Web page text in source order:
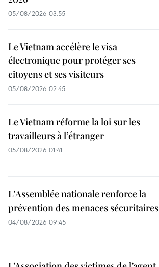
05/08/2026 03:55
Le Vietnam accélère le visa
électronique pour protéger ses
citoyens et ses visiteurs
05/08/2026 02:45
Le Vietnam réforme la loi sur les
travailleurs à l’étranger
05/08/2026 01:41
L'Assemblée nationale renforce la
prévention des menaces sécuritaires
04/08/2026 09:45